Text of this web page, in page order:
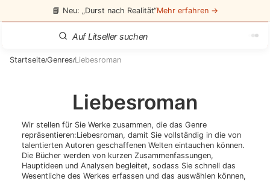
📘 Neu: „Durst nach Realität“Mehr erfahren →
Startseite/Genres/Liebesroman
Liebesroman
Wir stellen für Sie Werke zusammen, die das Genre
repräsentieren: Liebesroman, damit Sie vollständig in die von
talentierten Autoren geschaffenen Welten eintauchen können.
Die Bücher werden von kurzen Zusammenfassungen,
Hauptideen und Analysen begleitet, sodass Sie schnell das
Wesentliche des Werkes erfassen und das auswählen können,